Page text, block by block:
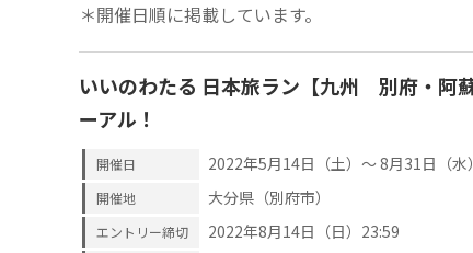
＊開催日順に掲載しています。
いいのわたる 日本旅ラン【九州 別府・阿
ーアル！
開催日 2022年5月14日（土）～ 8月31日（水）
開催地 大分県（別府市）
エントリー締切 2022年8月14日（日）23:59